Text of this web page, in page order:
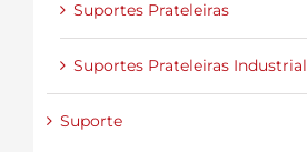
Suportes Prateleiras
Suportes Prateleiras Industrial
Suporte